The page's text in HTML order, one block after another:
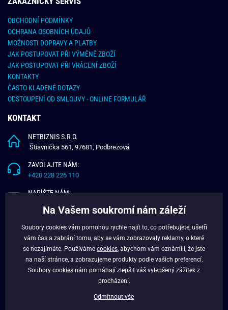
OBCHODNÍ PODMÍNKY
OCHRANA OSOBNÍCH ÚDAJŮ
MOŽNOSTI DOPRAVY A PLATBY
JAK POSTUPOVAT PŘI VÝMĚNĚ ZBOŽÍ
JAK POSTUPOVAT PŘI VRÁCENÍ ZBOŽÍ
KONTAKTY
ČASTO KLADENÉ DOTAZY
ODSTOUPENÍ OD SMLOUVY - ONLINE FORMULÁŘ
KONTAKT
NETBIZNIS S.R.O.
Štiavnička 561, 97681, Podbrezová
ZAVOLAJTE NÁM:
+420 228 226 110
NAPÍŠTE NÁM:
O NÁS
VĚRNOSTNÍ PROGRAM
Na Vašem soukromí nám záleží
Soubory cookies vám pomohou rychle najít to, co potřebujete, ušetří
vám čas a zabrání tomu, aby se vám zobrazovaly reklamy, o které
se nezajímáte. Používáme cookies , abychom vám oznámili, že jste
na naší stránce, a zobrazujeme produkty podle vašich preferencí.
Soubory cookies nám pomáhají zlepšit váš vylepšený zážitek z
procházení.
Odmítnout vše